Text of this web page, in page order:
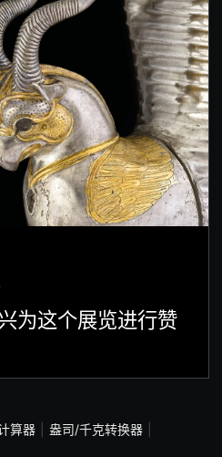
为这个展览进行赞
算器
盎司/千克转换器